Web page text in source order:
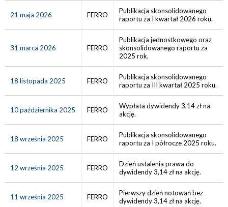
21 maja 2026 FERRO
Publikacja skonsolidowanego
raportu za I kwartał 2026 roku.
31 marca 2026 FERRO
Publikacja jednostkowego oraz
skonsolidowanego raportu za
2025 rok.
18 listopada 2025 FERRO
Publikacja skonsolidowanego
raportu za III kwartał 2025 roku.
10 października 2025 FERRO
Wypłata dywidendy 3,14 zł na
akcję.
18 września 2025 FERRO
Publikacja skonsolidowanego
raportu za I półrocze 2025 roku.
12 września 2025 FERRO
Dzień ustalenia prawa do
dywidendy 3,14 zł na akcję.
11 września 2025 FERRO
Pierwszy dzień notowań bez
dywidendy 3,14 zł na akcję.